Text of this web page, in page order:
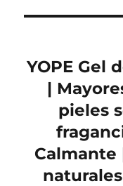
de
entradas
Entrada
anterior:
YOPE Gel
|
pieles
Calmante